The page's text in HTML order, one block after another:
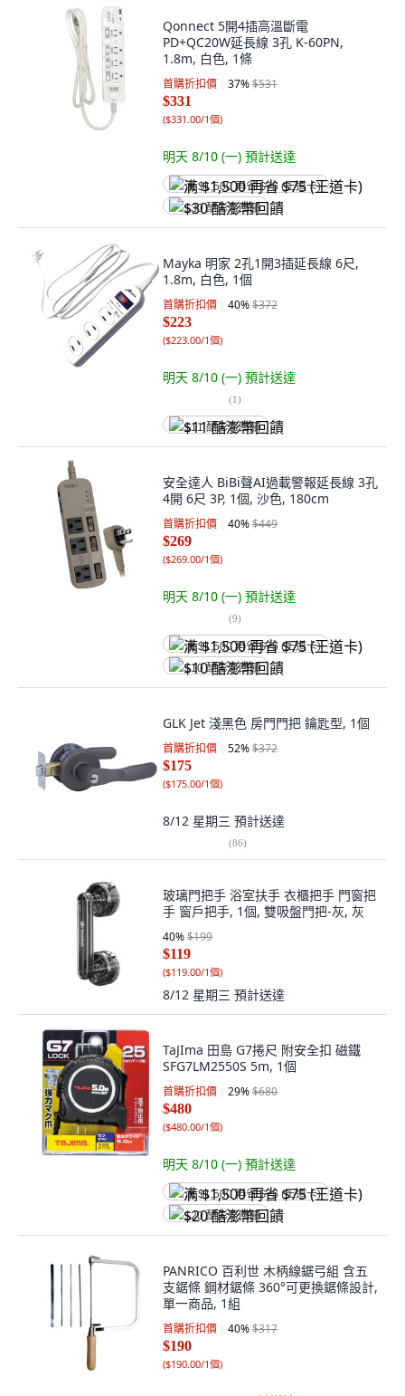
Qonnect 5開4插高溫斷電
PD+QC20W延長線 3孔 K-60PN,
1.8m, 白色, 1條
首購折扣價 37%$531
$331
($331.00/1個)
明天 8/10 (一) 預計送達
满 $1,500 再省 $75 (王道卡)
$30 酷澎幣回饋
Mayka 明家 2孔1開3插延長線 6尺,
1.8m, 白色, 1個
首購折扣價 40%$372
$223
($223.00/1個)
明天 8/10 (一) 預計送達
(1)
$11 酷澎幣回饋
安全達人 BiBi聲AI過載警報延長線 3孔
4開 6尺 3P, 1個, 沙色, 180cm
首購折扣價 40%$449
$269
($269.00/1個)
明天 8/10 (一) 預計送達
(9)
满 $1,500 再省 $75 (王道卡)
$10 酷澎幣回饋
GLK Jet 淺黑色 房門門把 鑰匙型, 1個
首購折扣價 52%$372
$175
($175.00/1個)
8/12 星期三 預計送達
(86)
玻璃門把手 浴室扶手 衣櫃把手 門窗把
手 窗戶把手, 1個, 雙吸盤門把-灰, 灰
40%$199
$119
($119.00/1個)
8/12 星期三 預計送達
TaJIma 田島 G7捲尺 附安全扣 磁鐵
SFG7LM2550S 5m, 1個
首購折扣價 29%$680
$480
($480.00/1個)
明天 8/10 (一) 預計送達
满 $1,500 再省 $75 (王道卡)
$20 酷澎幣回饋
PANRICO 百利世 木柄線鋸弓組 含五
支鋸條 鋼材鋸條 360°可更換鋸條設計,
單一商品, 1組
首購折扣價 40%$317
$190
($190.00/1個)